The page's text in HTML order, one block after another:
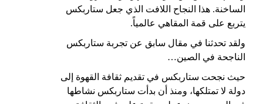
الساخنة. هذا النجاح اللافت الذي جعل ستاربكس
يتربع على قمة المقاهي عالمياً.
ولقد تحدثنا في مقال سابق عن تجربة ستاربكس
الناجحة في الصين…
حيث نجحت ستاربكس في تقديم ثقافة القهوة إلى
دولة لا تمتلكها، ومنذ أن بدأت ستاربكس نشاطها